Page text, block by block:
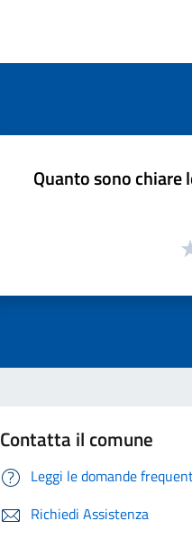
Quanto sono chiare
Contatta il comune
Leggi le domande
Richiedi Assistenza